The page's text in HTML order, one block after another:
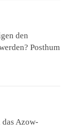
den
Posthum
Azow-